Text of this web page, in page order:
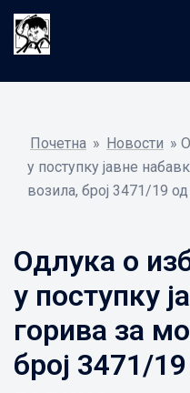
Skip
content
Почетна » Новости »
у поступку јавне
возила, број 3471/19
Одлукa о
у поступку
горива за
број 3471/